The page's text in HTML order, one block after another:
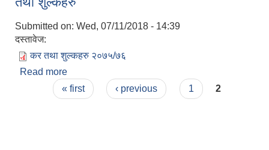
Submitted on: Wed, 07/11/2018 - 14:39
दस्तावेज:
कर तथा शुल्कहरु २०७५/७६
Read more
तथा शुल्कहरु
Pages« first ‹ previous 1 2